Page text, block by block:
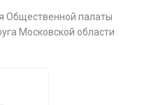
Общественной палаты
Московской области